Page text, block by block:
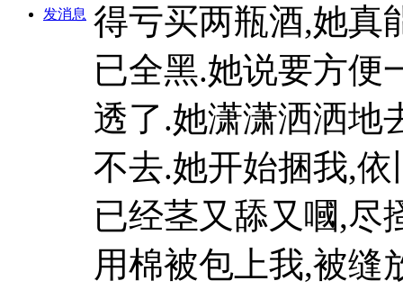
发消息 得亏买两瓶酒,她真
已全黑.她说要方便
透了.她潇潇洒洒地
不去.她开始捆我,
已经茎又舔又嘓,尽
用棉被包上我,被缝